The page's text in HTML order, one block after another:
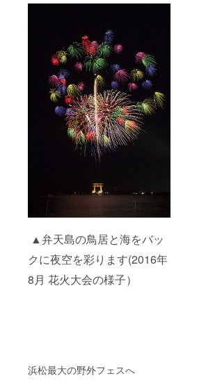
▲弁天島の鳥居と海をバッ
クに夜空を彩ります(2016年
8月 花火大会の様子）
浜松最大の野外フェスへ